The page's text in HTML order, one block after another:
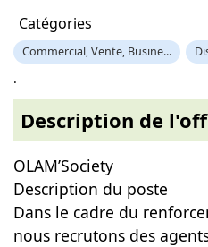
Catégories
Commercial, Vente, Busine...
.
Description de
OLAM’Society
Description du poste
Dans le cadre du
nous recrutons des